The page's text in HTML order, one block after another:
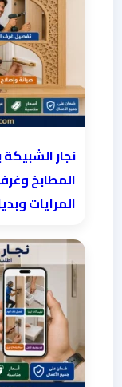
المطابخ
المرايات